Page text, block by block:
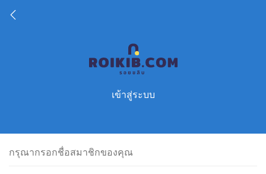
เข้าสู่ระบบ